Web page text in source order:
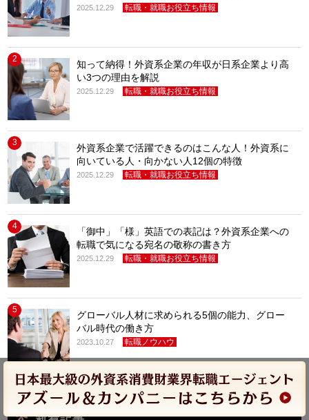
2025.12.29 転職・就職お役立ち情報
2
知って納得！外資系企業の年収が日系企業より高
い3つの理由を解説
2025.12.29 転職・就職お役立ち情報
3
外資系企業で活躍できるのはこんな人！外資系に
向いている人・向かない人12個の特徴
2025.12.29 転職・就職お役立ち情報
4
「御中」「様」英語での表記は？外資系企業への
転職で気になる宛名の敬称の書き方
2025.12.29 転職・就職お役立ち情報
5
グローバル人材に求められる5個の能力、グロー
バル時代の働き方
2023.10.27 転職ノウハウ